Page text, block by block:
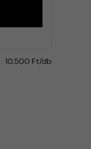
10.500 Ft/db